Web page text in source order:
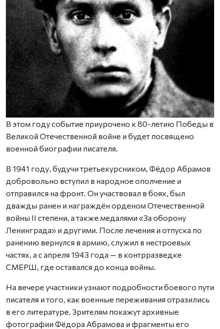
В этом году событие приурочено к 80-летию Победы в
Великой Отечественной войне и будет посвящено
военной биографии писателя.
В 1941 году, будучи третьекурсником, Фёдор Абрамов
добровольно вступил в народное ополчение и
отправился на фронт. Он участвовал в боях, был
дважды ранен и награждён орденом Отечественной
войны II степени, а также медалями «За оборону
Ленинграда» и другими. После лечения и отпуска по
ранению вернулся в армию, служил в нестроевых
частях, а с апреля 1943 года — в контрразведке
СМЕРШ, где оставался до конца войны.
На вечере участники узнают подробности боевого пути
писателя и того, как военные переживания отразились
в его литературе. Зрителям покажут архивные
фотографии Фёдора Абрамова и фрагменты его